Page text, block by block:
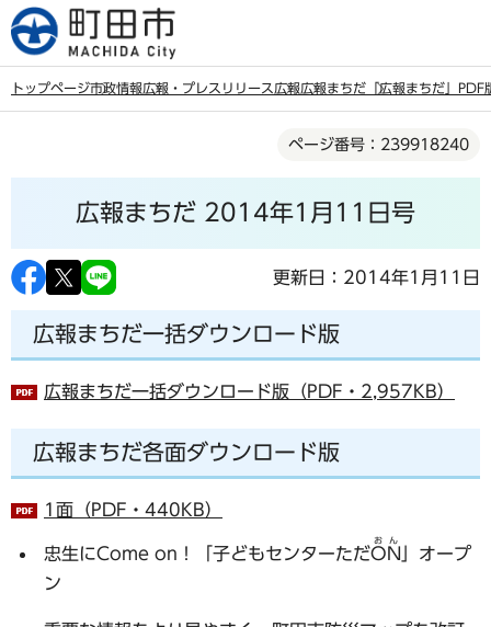
こ
の
す
トップページ市政情報広報・プレスリリース 広報広報まちだ 「広報まちだ」PDF
ら
ページ番号：239918240
広報まちだ 2014年1月11日号
更新日：2014年1月11日
広報まちだ一括ダウンロード版
広報まちだ一括ダウンロード版（PDF・2,957KB）
広報まちだ各面ダウンロード版
1面（PDF・440KB）
忠生にCome on！「子どもセンターただON
おん
」オープ
ン